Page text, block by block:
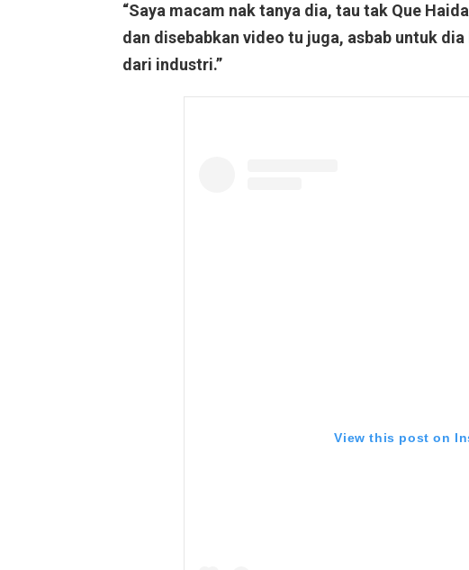
“Saya macam nak tanya dia, tau tak Que
dan disebabkan video tu juga, asbab untuk
dari industri.”
View this post on